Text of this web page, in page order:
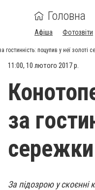
Головна
Афіша Фотозвіти
гостинність: поцупив у неї золоті
11:00, 10 лютого 2017 р.
за
сережки
За підозрою у скоєнні